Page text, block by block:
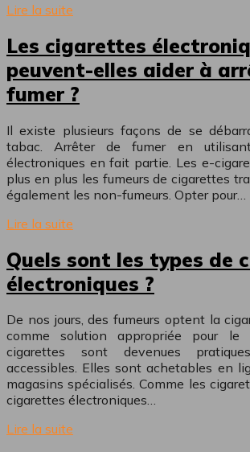
Lire la suite
Les cigarettes
peuvent-elles aider à
fumer ?
Il existe plusieurs façons de se
tabac. Arrêter de fumer en
électroniques en fait partie. Les e-
plus en plus les fumeurs de cigarettes
également les non-fumeurs. Opter pour…
Lire la suite
Quels sont les types de
électroniques ?
De nos jours, des fumeurs optent la
comme solution appropriée pour le
cigarettes sont devenues
accessibles. Elles sont achetables en
magasins spécialisés. Comme les
cigarettes électroniques…
Lire la suite